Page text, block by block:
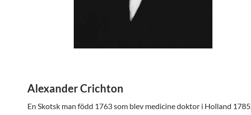
Alexander Crichton
En Skotsk man född 1763 som blev medicine doktor i Holland 1785.